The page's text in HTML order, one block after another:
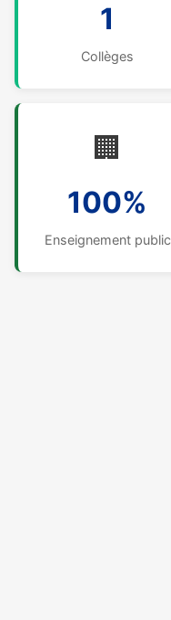
1
Collèges
🏢
100%
Enseignement public